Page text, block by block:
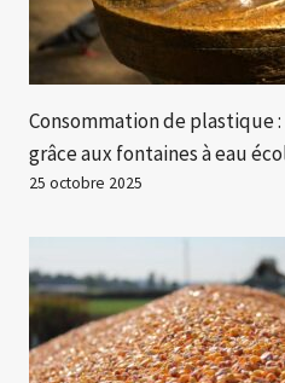
Consommation de plastique
grâce aux fontaines à eau
25 octobre 2025